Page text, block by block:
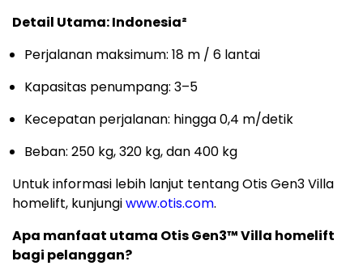
Detail Utama: Indonesia²
Perjalanan maksimum: 18 m / 6 lantai
Kapasitas penumpang: 3–5
Kecepatan perjalanan: hingga 0,4 m/detik
Beban: 250 kg, 320 kg, dan 400 kg
Untuk informasi lebih lanjut tentang Otis Gen3 Villa
homelift, kunjungiwww.otis.com.
Apa manfaat utama Otis Gen3™ Villa homelift
bagi pelanggan?